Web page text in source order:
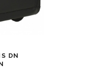
DN